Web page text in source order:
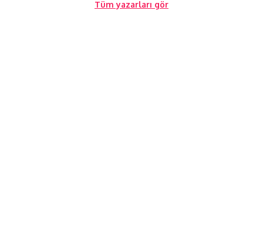
Tüm yazarları gör